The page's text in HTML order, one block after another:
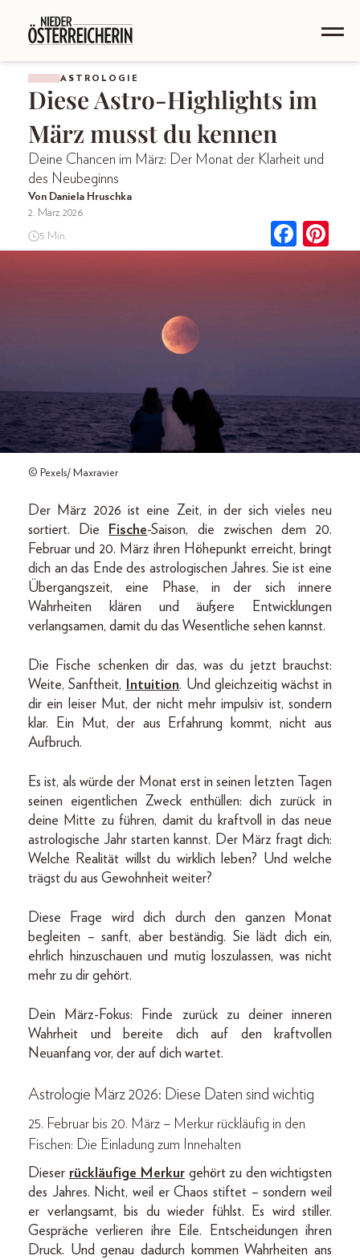
ASTROLOGIE
Diese Astro-Highlights im
März musst du kennen
Deine Chancen im März: Der Monat der Klarheit und
des Neubeginns
Von Daniela Hruschka
2. März 2026
5 Min.
© Pexels/ Maxravier
Der März 2026 ist eine Zeit, in der sich vieles neu
sortiert. Die
Fische-Saison, die zwischen dem 20.
Februar und 20. März ihren Höhepunkt erreicht, bringt
dich an das Ende des astrologischen Jahres. Sie ist eine
Übergangszeit, eine Phase, in der sich innere
Wahrheiten klären und äußere Entwicklungen
verlangsamen, damit du das Wesentliche sehen kannst.
Die Fische schenken dir das, was du jetzt brauchst:
Weite, Sanftheit,
Intuition. Und gleichzeitig wächst in
dir ein leiser Mut, der nicht mehr impulsiv ist, sondern
klar. Ein Mut, der aus Erfahrung kommt, nicht aus
Aufbruch.
Es ist, als würde der Monat erst in seinen letzten Tagen
seinen eigentlichen Zweck enthüllen: dich zurück in
deine Mitte zu führen, damit du kraftvoll in das neue
astrologische Jahr starten kannst. Der März fragt dich:
Welche Realität willst du wirklich leben? Und welche
trägst du aus Gewohnheit weiter?
Diese Frage wird dich durch den ganzen Monat
begleiten – sanft, aber beständig. Sie lädt dich ein,
ehrlich hinzuschauen und mutig loszulassen, was nicht
mehr zu dir gehört.
Dein März-Fokus: Finde zurück zu deiner inneren
Wahrheit und bereite dich auf den kraftvollen
Neuanfang vor, der auf dich wartet.
Astrologie März 2026: Diese Daten sind wichtig
25. Februar bis 20. März – Merkur rückläufig in den
Fischen: Die Einladung zum Innehalten
Dieser rückläufige Merkur gehört zu den wichtigsten
des Jahres. Nicht, weil er Chaos stiftet – sondern weil
er verlangsamt, bis du wieder fühlst. Es wird stiller.
Gespräche verlieren ihre Eile. Entscheidungen ihren
Druck. Und genau dadurch kommen Wahrheiten ans